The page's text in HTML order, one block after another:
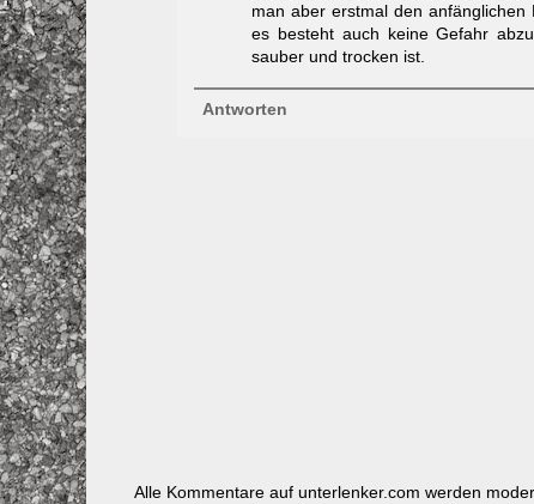
man aber erstmal den
es besteht auch keine Gefahr
sauber und trocken ist.
Antworten
Alle Kommentare auf unterlenker.com werden